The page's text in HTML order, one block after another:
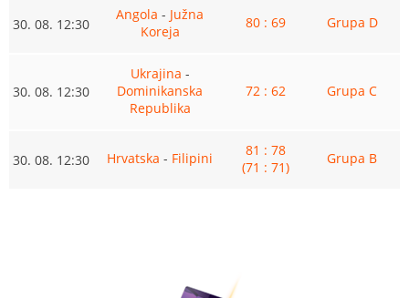
30. 08. 12:30
Angola - Južna
Koreja
80 : 69 Grupa D
30. 08. 12:30
Ukrajina -
Dominikanska
Republika
72 : 62 Grupa C
30. 08. 12:30 Hrvatska - Filipini
81 : 78
(71 : 71)
Grupa B